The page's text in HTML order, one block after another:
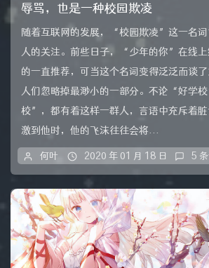
辱骂，也是一种校园欺凌
随着互联网的发展，“校园欺凌”这一名词
人的关注。前些日子，“少年的你”在线上
的一直推荐，可当这个名词变得泛泛而谈
人们忽略掉最渺小的一部分。不论“好学
校”，都有着这样一群人，言语中充斥着脏
激到他时，他的飞沫往往会将...
何叶 2020 年 01 月 18 日 5